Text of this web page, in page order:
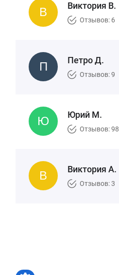
Виктория В.
Отзывов: 6
Петро Д.
Отзывов: 9
Юрий М.
Отзывов: 98
Виктория А.
Отзывов: 3